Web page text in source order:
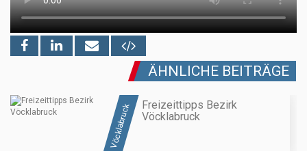
ÄHNLICHE BEITRÄGE
Vöcklabruck
Freizeittipps Bezirk
Vöcklabruck